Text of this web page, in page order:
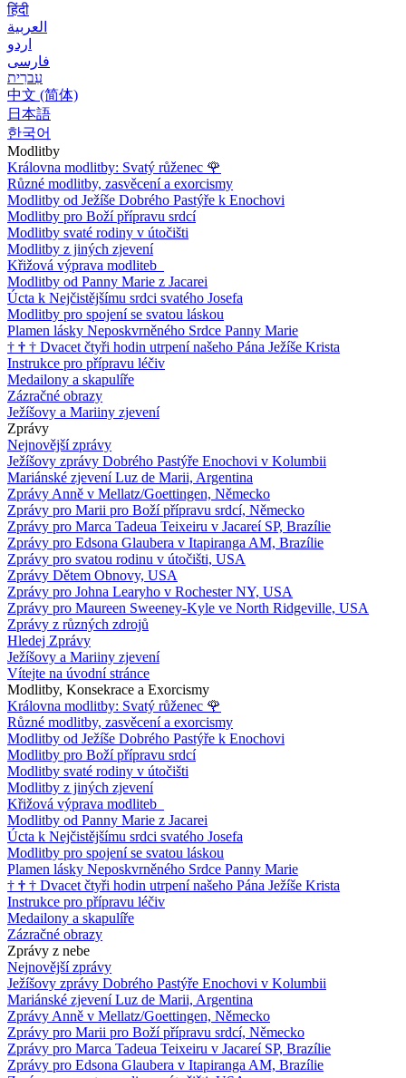
हिंदी
العربية
اردو
فارسی
עִברִית
中文 (简体)
日本語
한국어
Modlitby
Královna modlitby: Svatý růženec 🌹
Různé modlitby, zasvěcení a exorcismy
Modlitby od Ježíše Dobrého Pastýře k Enochovi
Modlitby pro Boží přípravu srdcí
Modlitby svaté rodiny v útočišti
Modlitby z jiných zjevení
Křižová výprava modliteb
Modlitby od Panny Marie z Jacarei
Úcta k Nejčistějšímu srdci svatého Josefa
Modlitby pro spojení se svatou láskou
Plamen lásky Neposkvrněného Srdce Panny Marie
† † † Dvacet čtyři hodin utrpení našeho Pána Ježíše Krista
Instrukce pro přípravu léčiv
Medailony a skapulíře
Zázračné obrazy
Ježíšovy a Mariiny zjevení
Zprávy
Nejnovější zprávy
Ježíšovy zprávy Dobrého Pastýře Enochovi v Kolumbii
Mariánské zjevení Luz de Marii, Argentina
Zprávy Anně v Mellatz/Goettingen, Německo
Zprávy pro Marii pro Boží přípravu srdcí, Německo
Zprávy pro Marca Tadeua Teixeiru v Jacareí SP, Brazílie
Zprávy pro Edsona Glaubera v Itapiranga AM, Brazílie
Zprávy pro svatou rodinu v útočišti, USA
Zprávy Dětem Obnovy, USA
Zprávy pro Johna Learyho v Rochester NY, USA
Zprávy pro Maureen Sweeney-Kyle ve North Ridgeville, USA
Zprávy z různých zdrojů
Hledej Zprávy
Ježíšovy a Mariiny zjevení
Vítejte na úvodní stránce
Modlitby, Konsekrace a Exorcismy
Královna modlitby: Svatý růženec 🌹
Různé modlitby, zasvěcení a exorcismy
Modlitby od Ježíše Dobrého Pastýře k Enochovi
Modlitby pro Boží přípravu srdcí
Modlitby svaté rodiny v útočišti
Modlitby z jiných zjevení
Křižová výprava modliteb
Modlitby od Panny Marie z Jacarei
Úcta k Nejčistějšímu srdci svatého Josefa
Modlitby pro spojení se svatou láskou
Plamen lásky Neposkvrněného Srdce Panny Marie
† † † Dvacet čtyři hodin utrpení našeho Pána Ježíše Krista
Instrukce pro přípravu léčiv
Medailony a skapulíře
Zázračné obrazy
Zprávy z nebe
Nejnovější zprávy
Ježíšovy zprávy Dobrého Pastýře Enochovi v Kolumbii
Mariánské zjevení Luz de Marii, Argentina
Zprávy Anně v Mellatz/Goettingen, Německo
Zprávy pro Marii pro Boží přípravu srdcí, Německo
Zprávy pro Marca Tadeua Teixeiru v Jacareí SP, Brazílie
Zprávy pro Edsona Glaubera v Itapiranga AM, Brazílie